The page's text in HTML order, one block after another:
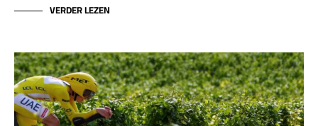
VERDER LEZEN